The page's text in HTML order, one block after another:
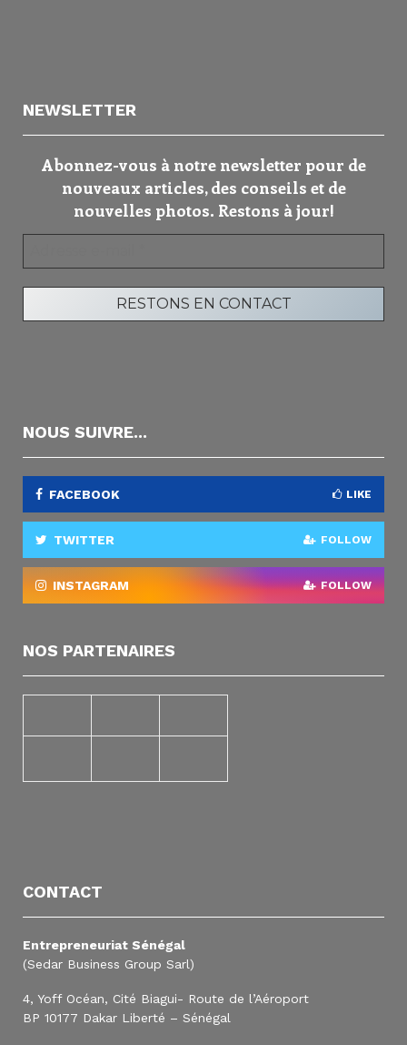
NEWSLETTER
Abonnez-vous à notre newsletter pour de
nouveaux articles, des conseils et de
nouvelles photos. Restons à jour!
NOUS SUIVRE...
FACEBOOK LIKE
TWITTER FOLLOW
INSTAGRAM FOLLOW
NOS PARTENAIRES
CONTACT
Entrepreneuriat Sénégal
(Sedar Business Group Sarl)
4, Yoff Océan, Cité Biagui- Route de l’Aéroport
BP 10177 Dakar Liberté – Sénégal